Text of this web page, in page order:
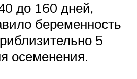
до 160 дней,
беременность
5
осеменения.